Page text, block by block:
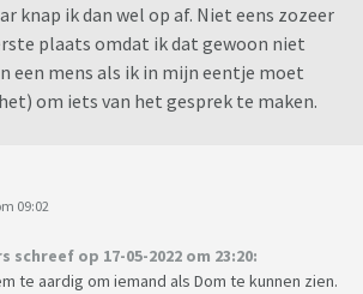
knap ik dan wel op af. Niet eens zozeer
plaats omdat ik dat gewoon niet
een mens als ik in mijn eentje moet
om iets van het gesprek te maken.
09:02
op 17-05-2022 om 23:20:
te aardig om iemand als Dom te kunnen zien.